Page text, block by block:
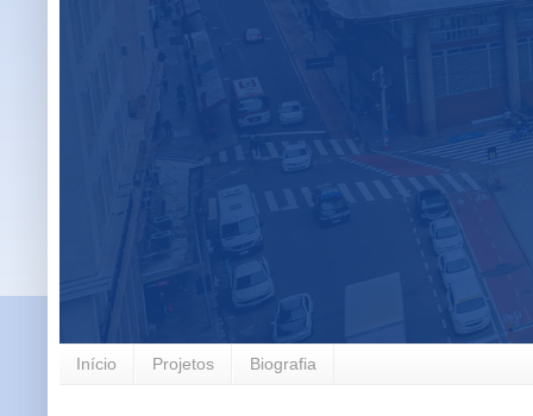
Início Projetos Biografia